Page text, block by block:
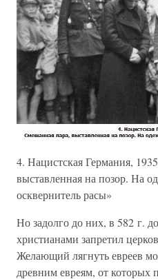
4. Нацистская Германия,
выставленная на позор. На
осквернитель расы»
Но задолго до них, в 582 г.
христианами запретил
Желающий лягнуть евреев
древним евреям, от которых